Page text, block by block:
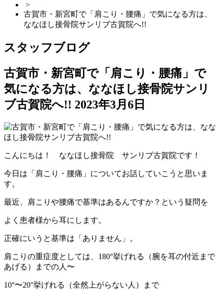
>
古賀市・新宮町で「肩こり・腰痛」で気になる方は、
ななほし接骨院サンリブ古賀院へ!!
スタッフブログ
古賀市・新宮町で「肩こり・腰痛」で
気になる方は、ななほし接骨院サンリ
ブ古賀院へ!! 2023年3月6日
こんにちは！ ななほし接骨院 サンリブ古賀院です！
今日は「肩こり・腰痛」についてお話していこうと思いま
す。
最近、肩こりや腰痛で基準はあるんですか？という疑問を
よく患者様から耳にします。
正確にいうと基準は「ありません」。
肩こりの重症度としては、180°挙げれる（腕を耳の付近まで
あげる）までの人〜
10°〜20°挙げれる（全然上がらない人）まで